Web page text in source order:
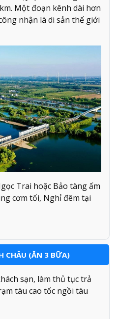
Một đoạn kênh dài hơn
nhận là di sản thế giới
Trai hoặc Bảo tàng ấm
cơm tối, Nghỉ đêm tại
CHÂU (ĂN 3 BỮA)
sạn, làm thủ tục trả
tàu cao tốc ngồi tàu